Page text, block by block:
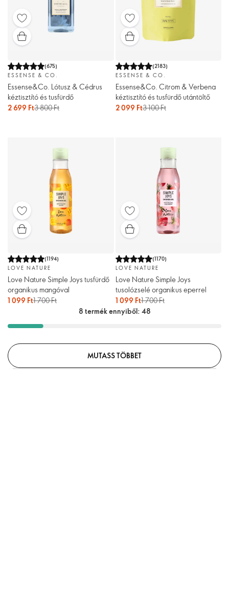
(675)
ESSENSE & CO.
Essense&Co. Lótusz & Cédrus
kéztisztító és tusfürdő
2 699 Ft3 800 Ft
(2183)
ESSENSE & CO.
Essense&Co. Citrom & Verbena
kéztisztító és tusfürdő utántöltő
2 099 Ft3 100 Ft
(1194)
LOVE NATURE
Love Nature Simple Joys tusfürdő
organikus mangóval
1 099 Ft1 700 Ft
(1170)
LOVE NATURE
Love Nature Simple Joys
tusolózselé organikus eperrel
1 099 Ft1 700 Ft
8 termék ennyiből: 48
MUTASS TÖBBET